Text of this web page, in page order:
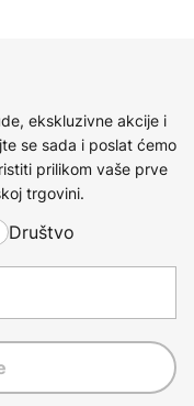
ekskluzivne akcije i
se sada i poslat ćemo
prilikom vaše prve
trgovini.
Društvo